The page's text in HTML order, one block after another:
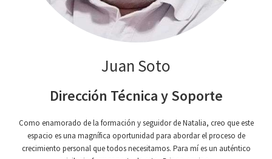
Juan Soto
Dirección Técnica y Soporte
Como enamorado de la formación y seguidor de Natalia, creo que este
espacio es una magnífica oportunidad para abordar el proceso de
crecimiento personal que todos necesitamos. Para mí es un auténtico